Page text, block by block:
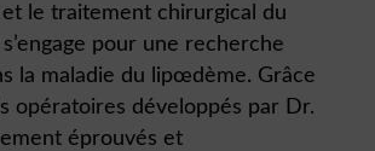
et le traitement chirurgical du
pour une recherche
la maladie du lipœdème. Grâce
opératoires développés par Dr.
éprouvés et